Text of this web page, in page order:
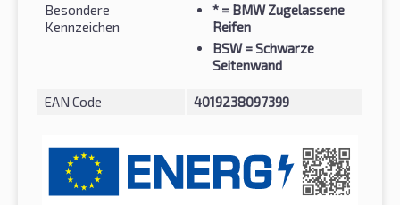
Besondere
Kennzeichen
* = BMW Zugelassene
Reifen
BSW= Schwarze
Seitenwand
EAN Code 4019238097399